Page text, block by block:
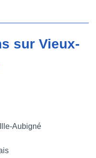
sur Vieux-
Aubigné